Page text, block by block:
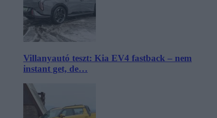
Villanyautó teszt: Kia EV4 fastback – nem
instant get, de…